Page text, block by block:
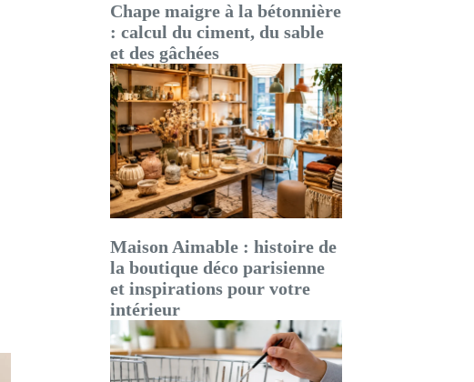
Chape maigre à la bétonnière
: calcul du ciment, du sable
et des gâchées
Maison Aimable : histoire de
la boutique déco parisienne
et inspirations pour votre
intérieur